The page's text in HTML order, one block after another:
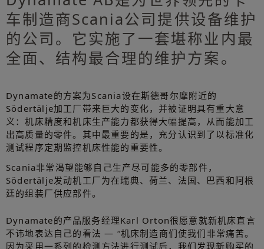
车制造商Scania公司提供设备维护
的公司。它实施了一套堪称业内最
全面、结构最合理的维护方案。
Dynamate的方案为Scania设在斯德哥尔摩附近的
Södertälje加工厂带来巨大的变化，并被证明具有重大意
义：机床精度和机床生产能力都获得大幅提高，从而能加工
出高质量的零件。其中最重要的是，充分认识到了以标准化
测试程序定期监控机床性能的重要性。
Scania非常渴望能够自己生产尽可能多的零部件，
Södertälje发动机工厂为在瑞典、荷兰、法国、巴西和阿根
廷的组装厂供应部件。
Dynamate的产品服务经理Karl Orton很愿意就新机床直言
不讳地表达自己的看法 — “机床制造商们使我们非常痛苦。
因为采用一系列的检测方法进行测试后，我们发现新购买的